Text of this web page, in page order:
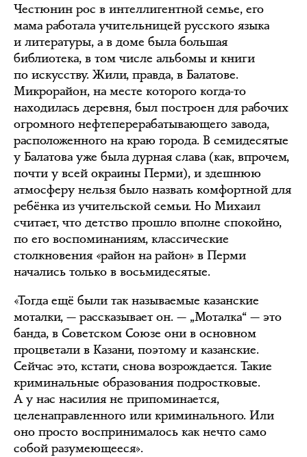
Честюнин рос в интеллигентной семье, его
мама работала учительницей русского языка
и литературы, а в доме была большая
библиотека, в том числе альбомы и книги
по искусству. Жили, правда, в Балатове.
Микрорайон, на месте которого когда-то
находилась деревня, был построен для рабочих
огромного нефтеперерабатывающего завода,
расположенного на краю города. В семидесятые
у Балатова уже была дурная слава (как, впрочем,
почти у всей окраины Перми), и здешнюю
атмосферу нельзя было назвать комфортной для
ребёнка из учительской семьи. Но Михаил
считает, что детство прошло вполне спокойно,
по его воспоминаниям, классические
столкновения «район на район» в Перми
начались только в восьмидесятые.
«Тогда ещё были так называемые казанские
моталки, — рассказывает он. — „Моталка“ — это
банда, в Советском Союзе они в основном
процветали в Казани, поэтому и казанские.
Сейчас это, кстати, снова возрождается. Такие
криминальные образования подростковые.
А у нас насилия не припоминается,
целенаправленного или криминального. Или
оно просто воспринималось как нечто само
собой разумеющееся».